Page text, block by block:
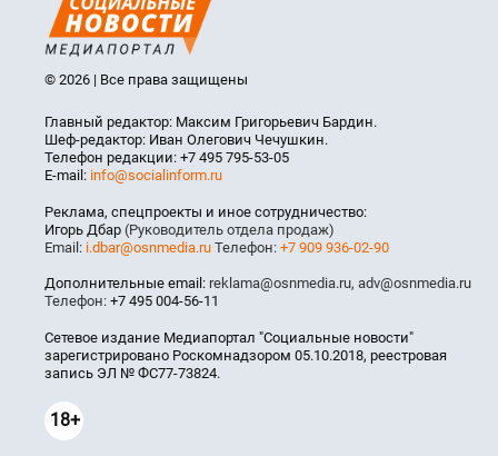
© 2026 | Все права защищены
Главный редактор: Максим Григорьевич Бардин.
Шеф-редактор: Иван Олегович Чечушкин.
Телефон редакции: +7 495 795-53-05
E-mail: info@socialinform.ru
Реклама, спецпроекты и иное сотрудничество:
Игорь Дбар (Руководитель отдела продаж)
Email: i.dbar@osnmedia.ru Телефон: +7 909 936-02-90
Дополнительные email: reklama@osnmedia.ru, adv@osnmedia.ru
Телефон: +7 495 004-56-11
Сетевое издание Медиапортал "Социальные новости"
зарегистрировано Роскомнадзором 05.10.2018, реестровая
запись ЭЛ № ФС77-73824.
18+